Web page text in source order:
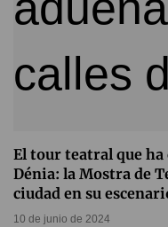
El tour teatral que ha
Dénia: la Mostra de
ciudad en su
10 de junio de 2024